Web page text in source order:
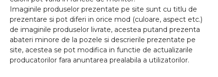
Imaginile produselor prezentate pe site sunt cu titlu de
prezentare si pot diferi in orice mod (culoare, aspect etc.)
de imaginile produselor livrate, acestea putand prezenta
abateri minore de la pozele si descrierile prezentate pe
site, acestea se pot modifica in functie de actualizarile
producatorilor fara anuntarea prealabila a utilizatorilor.